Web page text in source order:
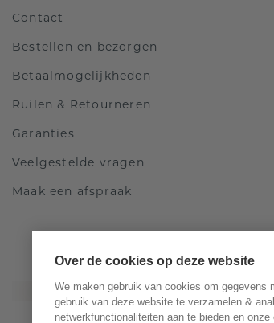
Contact
Bestellen en bezorgen
Betaalmogelijkheden
Ruilen & Retourneren
Garanties
Veelgestelde vragen
Maak een afspraak
Over de cookies op deze website
We maken gebruik van cookies om gegevens
gebruik van deze website te verzamelen &
netwerkfunctionaliteiten aan te bieden en